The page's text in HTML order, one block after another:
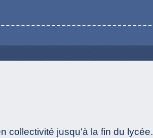
collectivité jusqu'à la fin du lycée.